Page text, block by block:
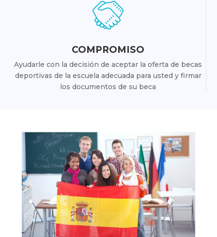
COMPROMISO
Ayudarle con la decisión de aceptar la oferta de becas
deportivas de la escuela adecuada para usted y firmar
los documentos de su beca